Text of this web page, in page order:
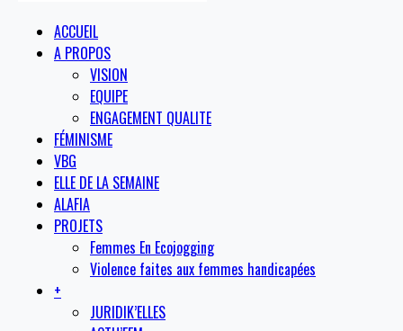
ACCUEIL
A PROPOS
VISION
EQUIPE
ENGAGEMENT QUALITE
FÉMINISME
VBG
ELLE DE LA SEMAINE
ALAFIA
PROJETS
Femmes En Ecojogging
Violence faites aux femmes handicapées
+
JURIDIK’ELLES